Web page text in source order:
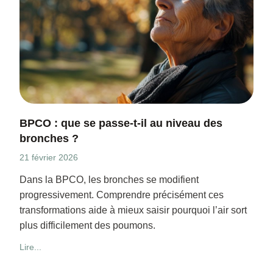
BPCO : que se passe-t-il au niveau des
bronches ?
21 février 2026
Dans la BPCO, les bronches se modifient
progressivement. Comprendre précisément ces
transformations aide à mieux saisir pourquoi l’air sort
plus difficilement des poumons.
Lire...